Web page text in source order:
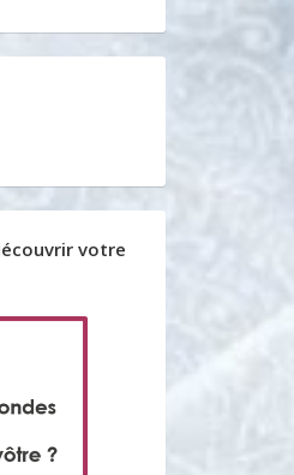
votre